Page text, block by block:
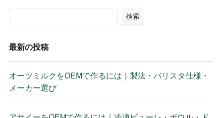
検索
最新の投稿
オーツミルクをOEMで作るには｜製法・バリスタ仕様・
メーカー選び